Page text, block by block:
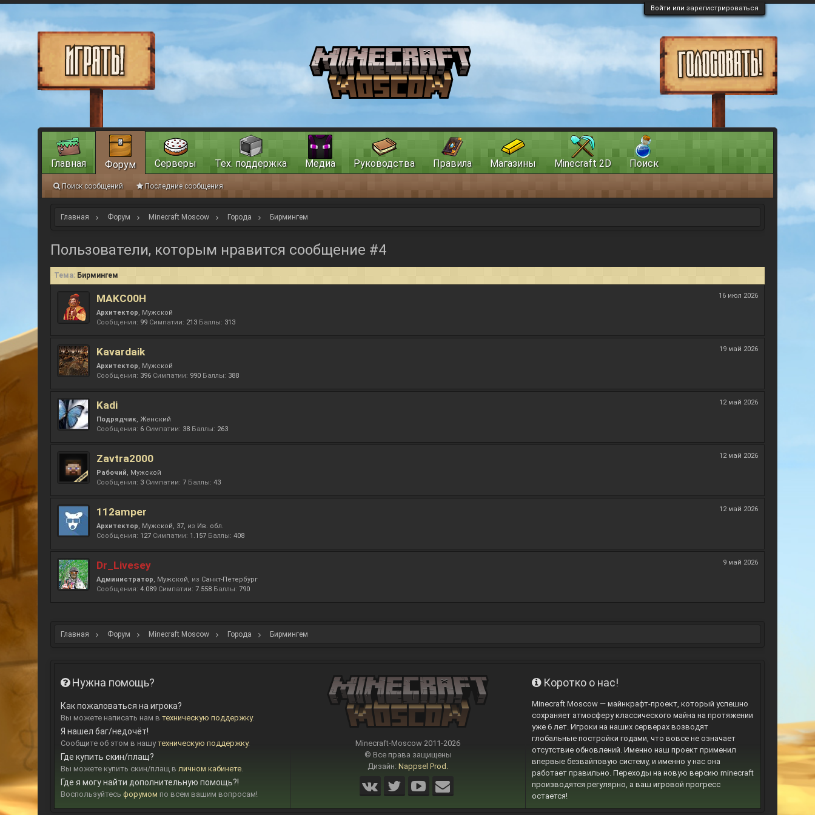
Войти или зарегистрироваться
Главная Форум Minecraft Moscow Города Бирмингем
Пользователи, которым нравится сообщение #4
Тема: Бирмингем
16 июл 2026
MAKC00H
Архитектор, Мужской
Сообщения: 99 Симпатии: 213 Баллы: 313
19 май 2026
Kavardaik
Архитектор, Мужской
Сообщения: 396 Симпатии: 990 Баллы: 388
12 май 2026
Kadi
Подрядчик, Женский
Сообщения: 6 Симпатии: 38 Баллы: 263
12 май 2026
Zavtra2000
Рабочий, Мужской
Сообщения: 3 Симпатии: 7 Баллы: 43
12 май 2026
112amper
Архитектор, Мужской, 37, из Ив. обл.
Сообщения: 127 Симпатии: 1.157 Баллы: 408
9 май 2026
Dr_Livesey
Администратор, Мужской, из Санкт-Петербург
Сообщения: 4.089 Симпатии: 7.558 Баллы: 790
Главная Форум Minecraft Moscow Города Бирмингем
Нужна помощь?
Как пожаловаться на игрока?
Вы можете написать нам в техническую поддержку.
Я нашел баг/недочёт!
Сообщите об этом в нашутехническую поддержку.
Где купить скин/плащ?
Вы можете купить скин/плащ в личном кабинете.
Где я могу найти дополнительную помощь?!
Воспользуйтесь форумом по всем вашим вопросам!
Minecraft-Moscow 2011-2026
© Все права защищены
Дизайн: Nappsel Prod.
Коротко о нас!
Minecraft Moscow — майнкрафт-проект, который успешно
сохраняет атмосферу классического майна на протяжении
уже 6 лет. Игроки на наших серверах возводят
глобальные постройки годами, что вовсе не означает
отсутствие обновлений. Именно наш проект применил
впервые безвайповую систему, и именно у нас она
работает правильно. Переходы на новую версию minecraft
производятся регулярно, а ваш игровой прогресс
остается!
Главная Форум
Поиск сообщений Последние сообщения
Серверы Тех. поддержка Медиа Руководства Правила Магазины Minecraft 2D Поиск